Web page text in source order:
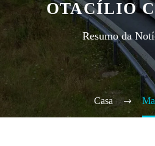
OTACÍLIO
Resumo da
Casa